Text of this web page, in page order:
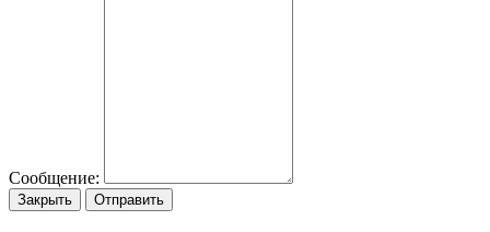
Сообщение:
Закрыть Отправить